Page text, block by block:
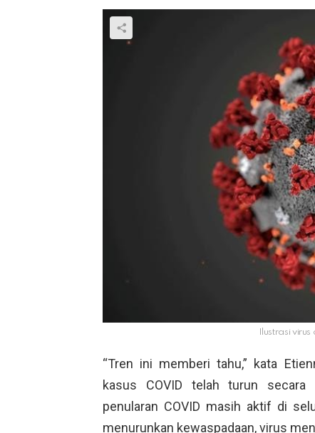
Ilustrasi
“Tren ini memberi tahu,” kata
kasus COVID telah turun secara
penularan COVID masih aktif di
menurunkan kewaspadaan, virus